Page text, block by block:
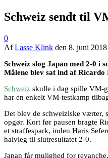
Schweiz sendt til
0
AfLasse Klink den 8. juni 2018
Schweiz slog Japan med 2-0 i
Målene blev sat ind af
Schweiz skulle i dag spille VM-
har en enkelt VM-testkamp
Det blev de schweiziske værter,
opgør. Kort før pausen bragte
et straffespark, inden Haris
halvleg til slutresultatet 2-0.
Japan får mulighed for